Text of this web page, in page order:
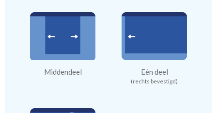
Middendeel Eén deel
(rechts bevestigd)